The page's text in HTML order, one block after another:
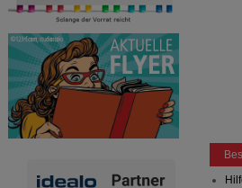
betreiben.
Statistik & Tracking:
Informationen über die Art und
unserer Website sammeln, mit
Website weiter für Sie optimieren
auf unserer Website aber auch
Drittseiten möglichst relevant für
Bitte beachten Sie, dass Daten
Dritte wie z.B. Google oder